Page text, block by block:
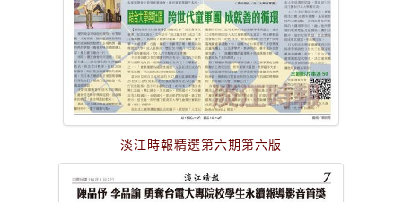
淡江時報精選第六期第六版